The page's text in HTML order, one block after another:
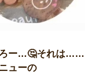
ろー…🤔それは……
ューの